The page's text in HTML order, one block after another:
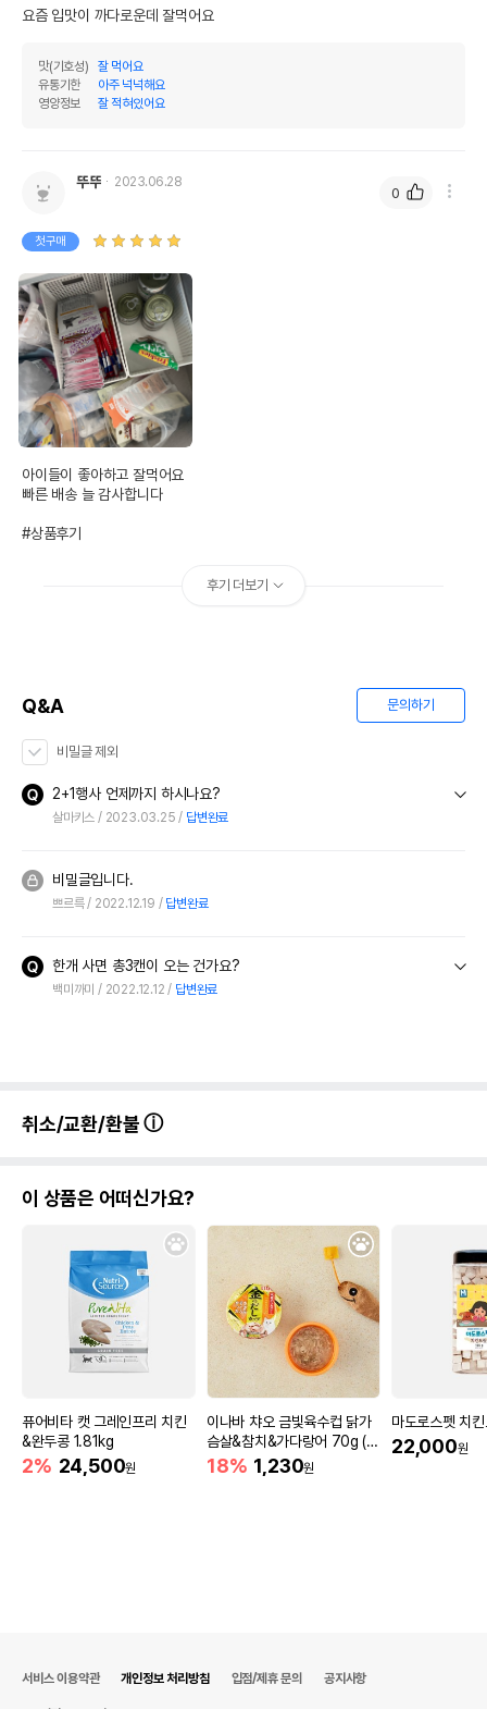
요즘 입맛이 까다로운데 잘먹어요
맛(기호성)
잘 먹어요
유통기한
아주 넉넉해요
영양정보
잘 적혀있어요
뚜뚜 2023.06.28
첫구매
아이들이 좋아하고 잘먹어요
빠른 배송 늘 감사합니다
#상품후기
0
후기 더보기
Q&A 문의하기
비밀글 제외
2+1행사 언제까지 하시나요?
살마키스 2023.03.25 답변완료
비밀글입니다.
쁘르륵 2022.12.19 답변완료
한개 사면 총3캔이 오는 건가요?
백미까미 2022.12.12 답변완료
취소/교환/환불
이 상품은 어떠신가요?
퓨어비타 캣 그레인프리 치킨
&완두콩 1.81kg
2% 24,500원
이나바 챠오 금빛육수컵 닭가
슴살&참치&가다랑어 70g (I
MC-133)
18% 1,230원
마도로스펫 치
22,000원
서비스 이용약관 개인정보 처리방침 입점/제휴 문의 공지사항